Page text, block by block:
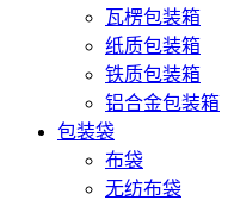
瓦楞包装箱
纸质包装箱
铁质包装箱
铝合金包装箱
包装袋
布袋
无纺布袋